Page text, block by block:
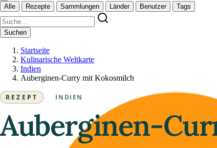
Alle Rezepte Sammlungen Länder Benutzer Tags
Suchen
Startseite
Kulinarische Weltkarte
Indien
Auberginen-Curry mit Kokosmilch
REZEPT · INDIEN
Auberginen-